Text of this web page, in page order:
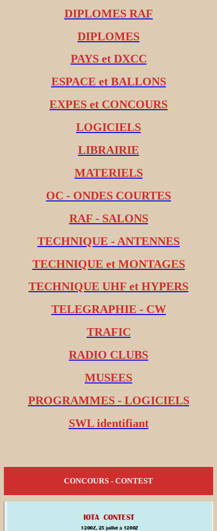
DIPLOMES RAF
DIPLOMES
PAYS et DXCC
ESPACE et BALLONS
EXPES et CONCOURS
LOGICIELS
LIBRAIRIE
MATERIELS
OC - ONDES COURTES
RAF - SALONS
TECHNIQUE - ANTENNES
TECHNIQUE et MONTAGES
TECHNIQUE UHF et HYPERS
TELEGRAPHIE - CW
TRAFIC
RADIO CLUBS
MUSEES
PROGRAMMES - LOGICIELS
SWL identifiant
CONCOURS - CONTEST